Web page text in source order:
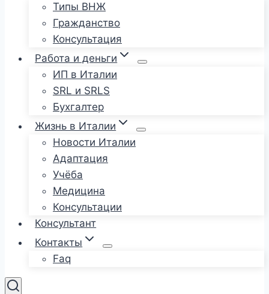
Типы ВНЖ
Гражданство
Консультация
Работа и деньги
ИП в Италии
SRL и SRLS
Бухгалтер
Жизнь в Италии
Новости Италии
Адаптация
Учёба
Медицина
Консультации
Консультант
Контакты
Faq